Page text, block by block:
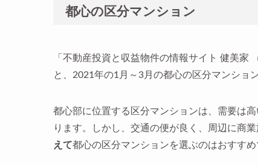
都心の区分マンション
「不動産投資と収益物件の情報サイト 健美家
と、2021年の1月～3月の都心の区分マンショ
都心部に位置する区分マンションは、需要は
ります。しかし、交通の便が良く、周辺に商
えて都心の区分マンションを選ぶのはおすすめ